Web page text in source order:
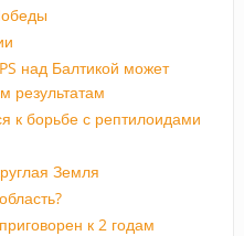
над Балтикой может
результатам
к борьбе с рептилоидами
Земля
к 2 годам